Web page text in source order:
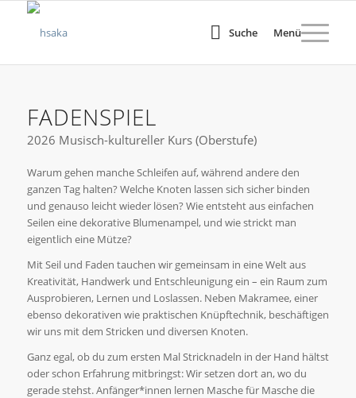
Suche Menü
FADENSPIEL
2026 Musisch-kultureller Kurs (Oberstufe)
Warum gehen manche Schleifen auf, während andere den
ganzen Tag halten? Welche Knoten lassen sich sicher binden
und genauso leicht wieder lösen? Wie entsteht aus einfachen
Seilen eine dekorative Blumenampel, und wie strickt man
eigentlich eine Mütze?
Mit Seil und Faden tauchen wir gemeinsam in eine Welt aus
Kreativität, Handwerk und Entschleunigung ein – ein Raum zum
Ausprobieren, Lernen und Loslassen. Neben Makramee, einer
ebenso dekorativen wie praktischen Knüpftechnik, beschäftigen
wir uns mit dem Stricken und diversen Knoten.
Ganz egal, ob du zum ersten Mal Stricknadeln in der Hand hältst
oder schon Erfahrung mitbringst: Wir setzen dort an, wo du
gerade stehst. Anfänger*innen lernen Masche für Masche die